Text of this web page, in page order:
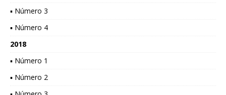
▪ Número 3
▪ Número 4
2018
▪ Número 1
▪ Número 2